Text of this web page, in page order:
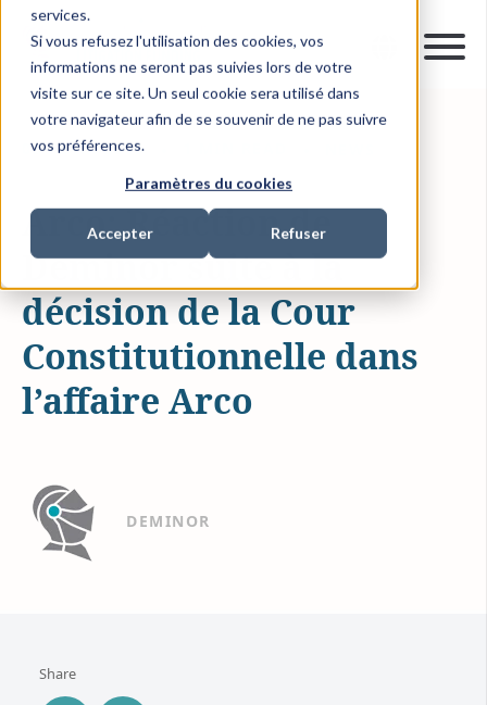
services.
Si vous refusez l'utilisation des cookies, vos
informations ne seront pas suivies lors de votre
visite sur ce site. Un seul cookie sera utilisé dans
votre navigateur afin de se souvenir de ne pas suivre
vos préférences.
Paramètres du cookies
Accepter Refuser
05 FÉVR. 2015
Arco: Réaction de
Deminor suite à la
décision de la Cour
Constitutionnelle dans
l’affaire Arco
DEMINOR
Share